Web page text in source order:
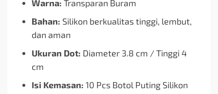
Warna: Transparan Buram
Bahan: Silikon berkualitas tinggi, lembut,
dan aman
Ukuran Dot: Diameter 3.8 cm / Tinggi 4
cm
Isi Kemasan: 10 Pcs Botol Puting Silikon